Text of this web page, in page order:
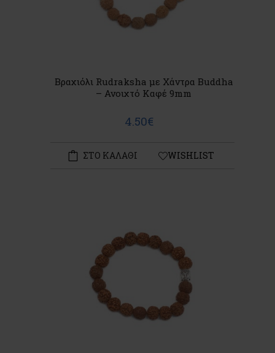
Βραχιόλι Rudraksha με Χάντρα Buddha
– Ανοιχτό Καφέ 9mm
4.50€
ΣΤΟ ΚΑΛΑΘΙ WISHLIST